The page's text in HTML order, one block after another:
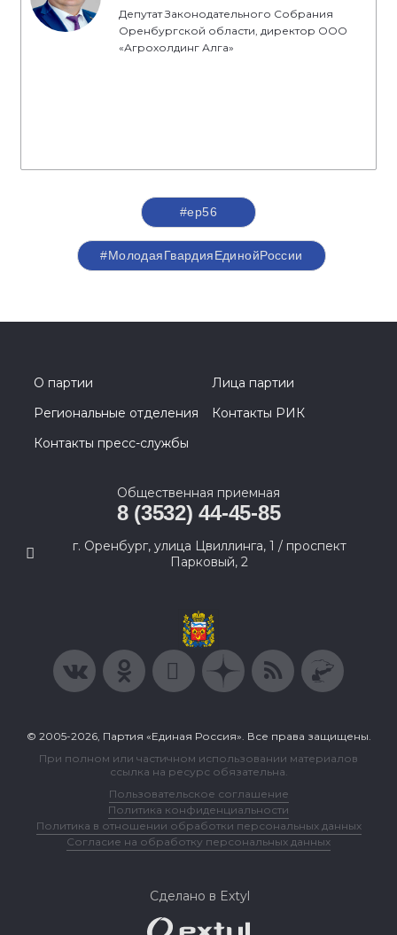
Депутат Законодательного Собрания
Оренбургской области, директор ООО
«Агрохолдинг Алга»
#ер56
#МолодаяГвардияЕдинойРоссии
О партии
Лица партии
Региональные отделения
Контакты РИК
Контакты пресс-службы
Общественная приемная
8 (3532) 44-45-85
г. Оренбург, улица Цвиллинга, 1 / проспект
Парковый, 2
© 2005-2026, Партия «Единая Россия». Все права защищены.
При полном или частичном использовании материалов
ссылка на ресурс обязательна.
Пользовательское соглашение
Политика конфиденциальности
Политика в отношении обработки персональных данных
Согласие на обработку персональных данных
Сделано в Extyl